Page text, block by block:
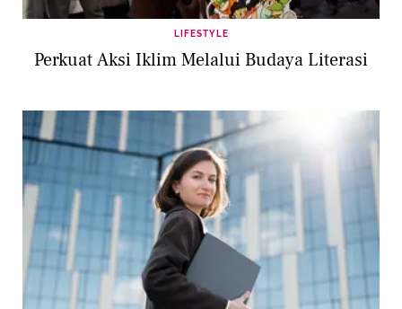
LIFESTYLE
Perkuat Aksi Iklim Melalui Budaya Literasi